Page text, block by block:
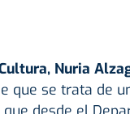
Nuria
que se trata de